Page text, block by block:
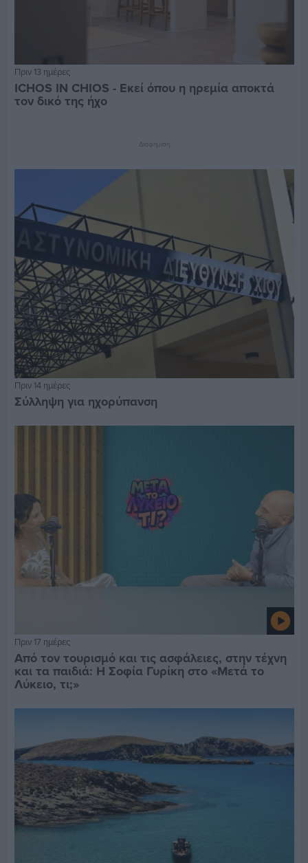
Πριν 13 ημέρες
ICHOS IN CHIOS - Εκεί όπου η ηρεμία αποκτά
τον δικό της ήχο
Διαφήμιση
Πριν 14 ημέρες
Σύλληψη για ηχορύπανση
Πριν 17 ημέρες
Από τον τουρισμό και τις ασφάλειες, στην τέχνη
και τα παιδιά: Η Σοφία Γυρίκη στο «Μετά το
Λύκειο, τι;»